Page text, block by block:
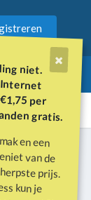
niet.
per
gratis.
en een
van de
prijs.
kun je
en Netflix
van
risicovrij
activiteit